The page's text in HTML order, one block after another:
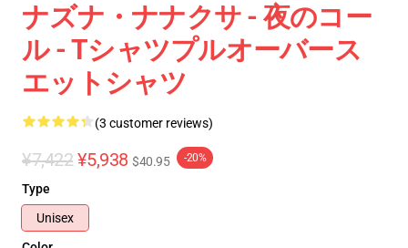
ナズナ・ナナクサ - 夜のコー
ル - Tシャツプルオーバース
エットシャツ
(3 customer reviews)
¥7,422 ¥5,938 $40.95 -20%
Type
Unisex